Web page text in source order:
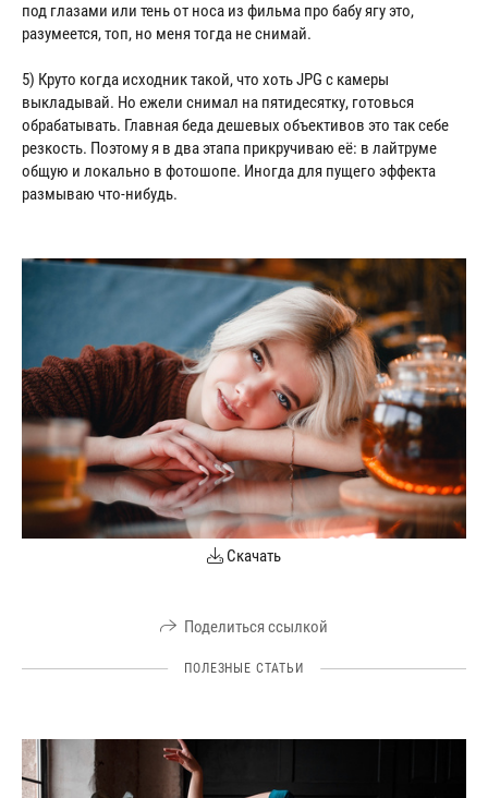
под глазами или тень от носа из фильма про бабу ягу это,
разумеется, топ, но меня тогда не снимай.
5) Круто когда исходник такой, что хоть JPG с камеры
выкладывай. Но ежели снимал на пятидесятку, готовься
обрабатывать. Главная беда дешевых объективов это так себе
резкость. Поэтому я в два этапа прикручиваю её: в лайтруме
общую и локально в фотошопе. Иногда для пущего эффекта
размываю что-нибудь.
Скачать
Поделиться ссылкой
ПОЛЕЗНЫЕ СТАТЬИ